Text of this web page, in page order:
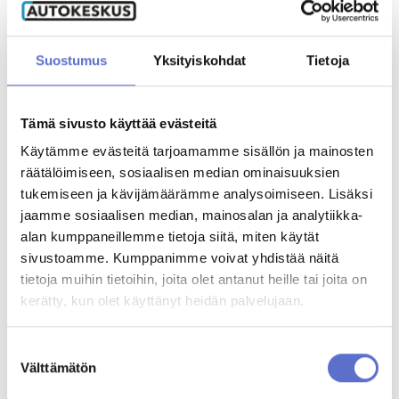
Suostumus Yksityiskohdat Tietoja
Tämä sivusto käyttää evästeitä
Käytämme evästeitä tarjoamamme sisällön ja mainosten
räätälöimiseen, sosiaalisen median ominaisuuksien
tukemiseen ja kävijämäärämme analysoimiseen. Lisäksi
jaamme sosiaalisen median, mainosalan ja analytiikka-
alan kumppaneillemme tietoja siitä, miten käytät
sivustoamme. Kumppanimme voivat yhdistää näitä
tietoja muihin tietoihin, joita olet antanut heille tai joita on
kerätty, kun olet käyttänyt heidän palvelujaan.
valinta
Välttämätön
Ilkka Kähkönen
Tuoteryhmävastaava.
020 506 5771
Automyyjä
020 506 5455
MUUT KATSOIVAT MYÖS